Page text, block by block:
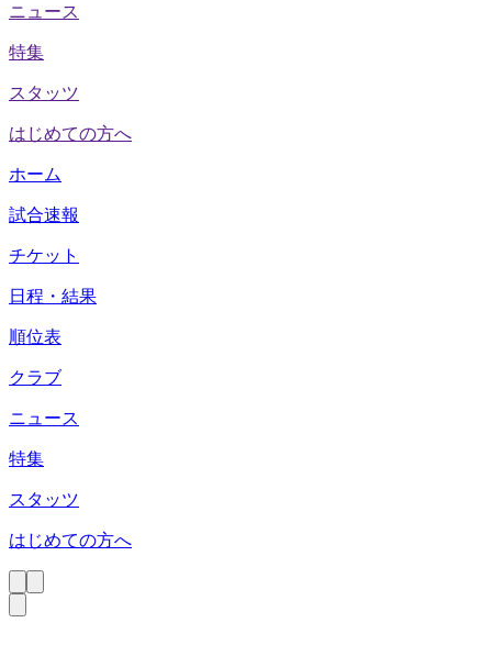
ニュース
特集
スタッツ
はじめての方へ
ホーム
試合速報
チケット
日程・結果
順位表
クラブ
ニュース
特集
スタッツ
はじめての方へ